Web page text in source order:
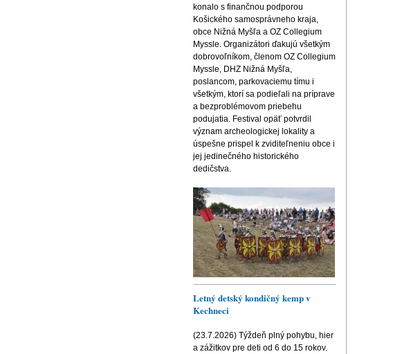
konalo s finančnou podporou
Košického samosprávneho kraja,
obce Nižná Myšľa a OZ Collegium
Myssle. Organizátori ďakujú všetkým
dobrovoľníkom, členom OZ Collegium
Myssle, DHZ Nižná Myšľa,
poslancom, parkovaciemu tímu i
všetkým, ktorí sa podieľali na príprave
a bezproblémovom priebehu
podujatia. Festival opäť potvrdil
význam archeologickej lokality a
úspešne prispel k zviditeľneniu obce i
jej jedinečného historického
dedičstva.
Letný detský kondičný kemp v
Kechneci
(23.7.2026) Týždeň plný pohybu, hier
a zážitkov pre deti od 6 do 15 rokov.